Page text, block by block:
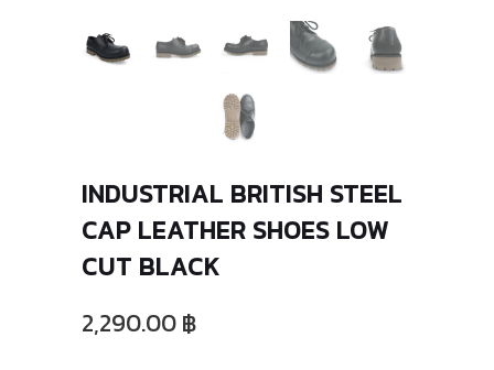
INDUSTRIAL BRITISH STEEL
CAP LEATHER SHOES LOW
CUT BLACK
2,290.00 ฿